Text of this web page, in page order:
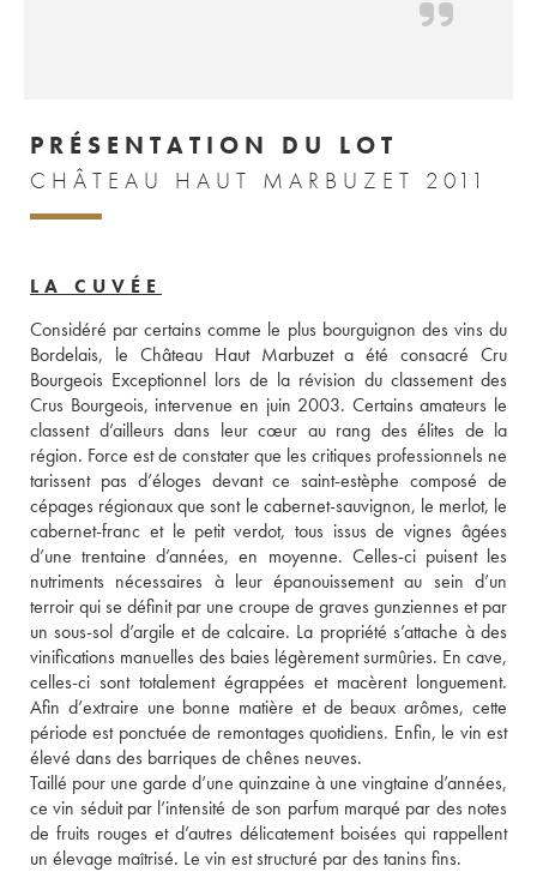
PRÉSENTATION DU LOT
CHÂTEAU HAUT MARBUZET 2011
LA CUVÉE
Considéré par certains comme le plus bourguignon des vins du
Bordelais, le Château Haut Marbuzet a été consacré Cru
Bourgeois Exceptionnel lors de la révision du classement des
Crus Bourgeois, intervenue en juin 2003. Certains amateurs le
classent d’ailleurs dans leur cœur au rang des élites de la
région. Force est de constater que les critiques professionnels ne
tarissent pas d’éloges devant ce saint-estèphe composé de
cépages régionaux que sont le cabernet-sauvignon, le merlot, le
cabernet-franc et le petit verdot, tous issus de vignes âgées
d’une trentaine d’années, en moyenne. Celles-ci puisent les
nutriments nécessaires à leur épanouissement au sein d’un
terroir qui se définit par une croupe de graves gunziennes et par
un sous-sol d’argile et de calcaire. La propriété s’attache à des
vinifications manuelles des baies légèrement surmûries. En cave,
celles-ci sont totalement égrappées et macèrent longuement.
Afin d’extraire une bonne matière et de beaux arômes, cette
période est ponctuée de remontages quotidiens. Enfin, le vin est
élevé dans des barriques de chênes neuves.
Taillé pour une garde d’une quinzaine à une vingtaine d’années,
ce vin séduit par l’intensité de son parfum marqué par des notes
de fruits rouges et d’autres délicatement boisées qui rappellent
un élevage maîtrisé. Le vin est structuré par des tanins fins.